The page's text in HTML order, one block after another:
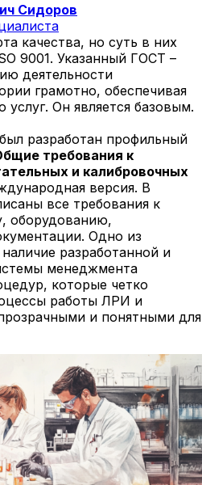
Сидоров
качества, но суть в них
9001. Указанный ГОСТ –
деятельности
грамотно, обеспечивая
услуг. Он является базовым.
разработан профильный
требования к
и калибровочных
версия. В
все требования к
оборудованию,
Одно из
разработанной и
менеджмента
которые четко
работы ЛРИ и
и понятными для